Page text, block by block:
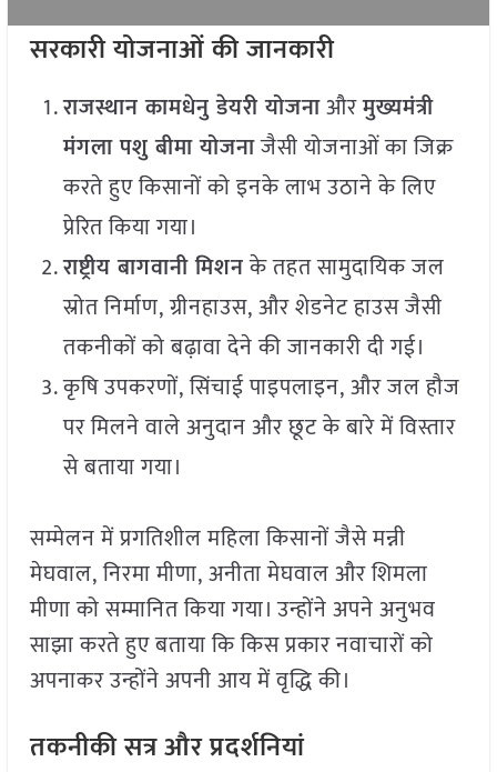
सरकारी योजनाओं की जानकारी
राजस्थान कामधेनु डेयरी योजनाऔरमुख्यमंत्री
मंगला पशु बीमा योजनाजैसी योजनाओं का जिक्र
करते हुए किसानों को इनके लाभ उठाने के लिए
प्रेरित किया गया।
राष्ट्रीय बागवानी मिशनके तहत सामुदायिक जल
स्रोत निर्माण, ग्रीनहाउस, और शेडनेट हाउस जैसी
तकनीकों को बढ़ावा देने की जानकारी दी गई।
कृषि उपकरणों, सिंचाई पाइपलाइन, और जल हौज
पर मिलने वाले अनुदान और छूट के बारे में विस्तार
से बताया गया।
सम्मेलन में प्रगतिशील महिला किसानों जैसे मन्नी
मेघवाल, निरमा मीणा, अनीता मेघवाल और शिमला
मीणा को सम्मानित किया गया। उन्होंने अपने अनुभव
साझा करते हुए बताया कि किस प्रकार नवाचारों को
अपनाकर उन्होंने अपनी आय में वृद्धि की।
तकनीकी सत्र और प्रदर्शनियां